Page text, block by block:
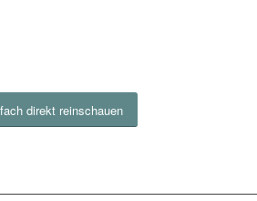
direkt reinschauen